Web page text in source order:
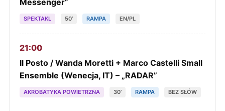
Messenger”
SPEKTAKL 50’ RAMPA EN/PL
21:00
Il Posto / Wanda Moretti + Marco Castelli Small
Ensemble (Wenecja, IT) – „RADAR”
AKROBATYKA POWIETRZNA 30’ RAMPA BEZ SŁÓW